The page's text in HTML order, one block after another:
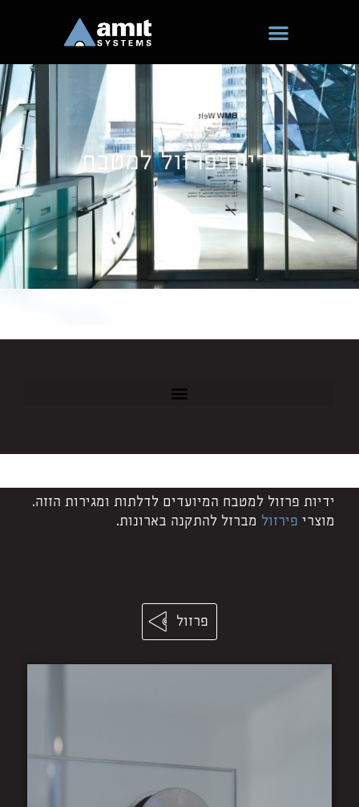
ידיות פרזול למטבח
ידיות פרזול למטבח המיועדים לדלתות ומגירות הזזה.
מוצרי פירזול מברזל להתקנה בארונות.
פרזול